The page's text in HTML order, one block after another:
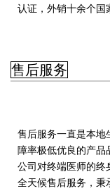
认证，外销十余个国
售后服务
售后服务一直是本地
障率极低优良的产品
公司对终端医师的终
全天候售后服务，秉